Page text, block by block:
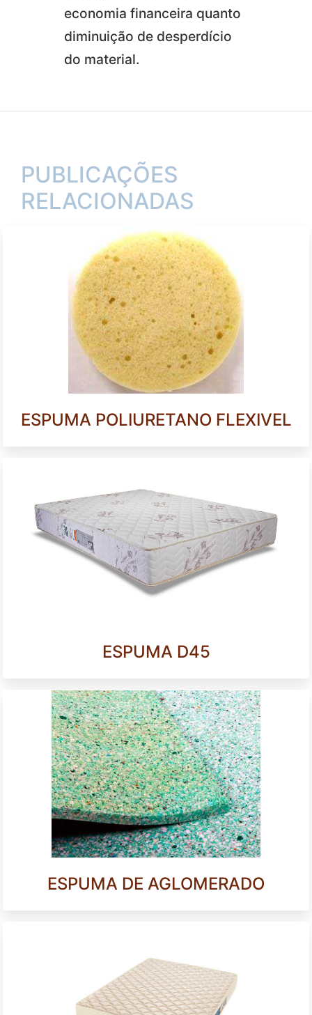
economia financeira quanto
diminuição de desperdício
do material.
PUBLICAÇÕES
RELACIONADAS
ESPUMA POLIURETANO FLEXIVEL
ESPUMA D45
ESPUMA DE AGLOMERADO